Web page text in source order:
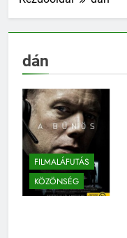
dán
FILMALÁFUTÁS
KÖZÖNSÉG